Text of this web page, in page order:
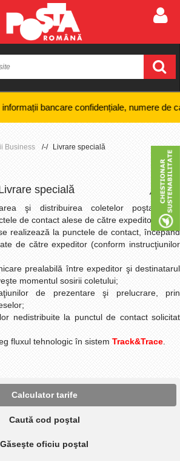
confidențiale, numere de card sau
Business Livrare specială
specială +
şi distribuirea coletelor poştale ale
de contact alese de către expeditor;
realizează la punctele de contact, începând
de către expeditor (conform instrucţiunilor
prealabilă între expeditor şi destinatarul
momentul sosirii coletului;
de prezentare şi prelucrare, prin
nedistribuite la punctul de contact solicitat
fluxul tehnologic în sistem Track&Trace
Calculator tarife
Caută cod poştal
Găseşte oficiu poştal